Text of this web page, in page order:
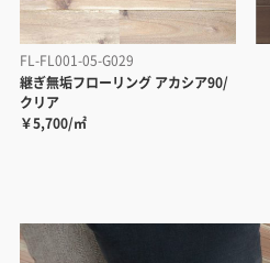
FL-FL001-05-G029
継ぎ無垢フローリング アカシア90/
クリア
￥5,700/㎡